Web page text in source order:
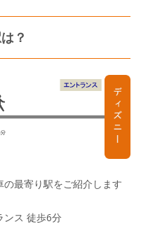
？
最寄り駅をご紹介します
ンス 徒歩6分